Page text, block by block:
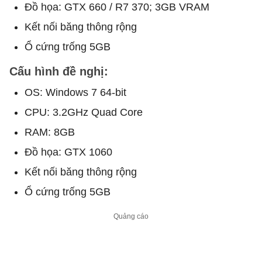
Đồ họa: GTX 660 / R7 370; 3GB VRAM
Kết nối băng thông rộng
Ổ cứng trống 5GB
Cấu hình đề nghị:
OS: Windows 7 64-bit
CPU: 3.2GHz Quad Core
RAM: 8GB
Đồ họa: GTX 1060
Kết nối băng thông rộng
Ổ cứng trống 5GB